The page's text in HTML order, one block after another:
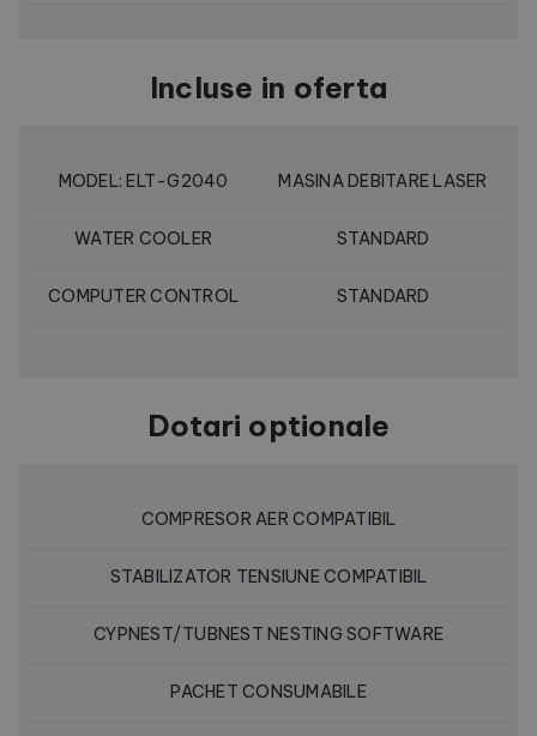
Incluse in oferta
MODEL: ELT-G2040 MASINA DEBITARE LASER
WATER COOLER STANDARD
COMPUTER CONTROL STANDARD
Dotari optionale
COMPRESOR AER COMPATIBIL
STABILIZATOR TENSIUNE COMPATIBIL
CYPNEST/TUBNEST NESTING SOFTWARE
PACHET CONSUMABILE